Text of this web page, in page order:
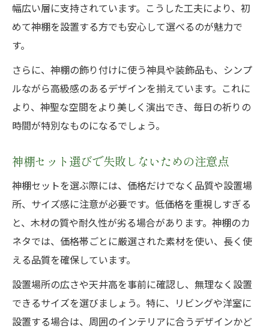
幅広い層に支持されています。こうした工夫により、初
めて神棚を設置する方でも安心して選べるのが魅力で
す。
さらに、神棚の飾り付けに使う神具や装飾品も、シンプ
ルながら高級感のあるデザインを揃えています。これに
より、神聖な空間をより美しく演出でき、毎日の祈りの
時間が特別なものになるでしょう。
神棚セット選びで失敗しないための注意点
神棚セットを選ぶ際には、価格だけでなく品質や設置場
所、サイズ感に注意が必要です。低価格を重視しすぎる
と、木材の質や耐久性が劣る場合があります。神棚のカ
ネタでは、価格帯ごとに厳選された素材を使い、長く使
える品質を確保しています。
設置場所の広さや天井高を事前に確認し、無理なく設置
できるサイズを選びましょう。特に、リビングや洋室に
設置する場合は、周囲のインテリアに合うデザインかど